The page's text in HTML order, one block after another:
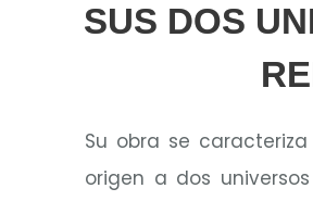
SUS DOS
Su obra se
origen a dos